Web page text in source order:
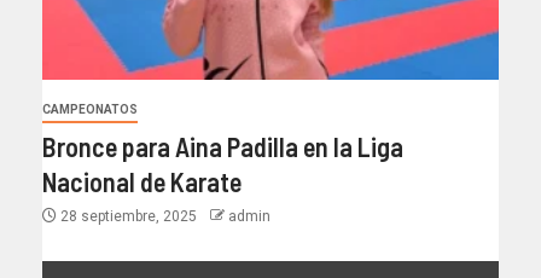
CAMPEONATOS
Bronce para Aina Padilla en la Liga
Nacional de Karate
28 septiembre, 2025 admin